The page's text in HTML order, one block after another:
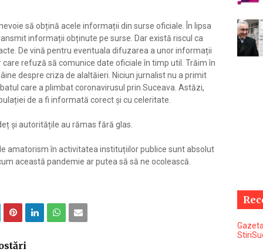
să obțină acele informații din surse oficiale. În lipsa
informații obținute pe surse. Dar există riscul ca
De vină pentru eventuala difuzarea a unor informații
refuză să comunice date oficiale în timp util. Trăim în
despre criza de alaltăieri. Niciun jurnalist nu a primit
care a plimbat coronavirusul prin Suceava. Astăzi,
de a fi informată corect și cu celeritate.
și autoritățile au rămas fără glas.
amatorism în activitatea instituțiilor publice sunt absolut
această pandemie ar putea să să ne ocolească.